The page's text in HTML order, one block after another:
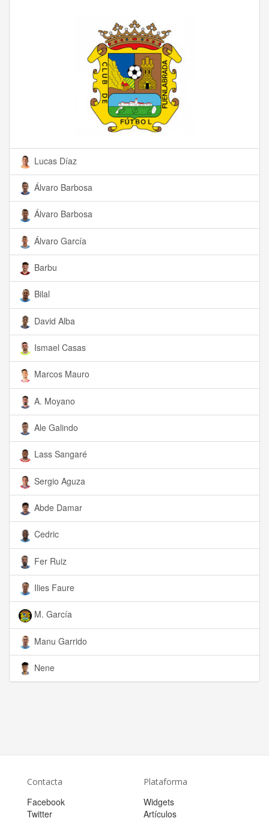
Lucas Díaz
Álvaro Barbosa
Álvaro Barbosa
Álvaro García
Barbu
Bilal
David Alba
Ismael Casas
Marcos Mauro
A. Moyano
Ale Galindo
Lass Sangaré
Sergio Aguza
Abde Damar
Cedric
Fer Ruiz
Ilies Faure
M. García
Manu Garrido
Nene
Contacta
Facebook
Twitter
Plataforma
Widgets
Artículos